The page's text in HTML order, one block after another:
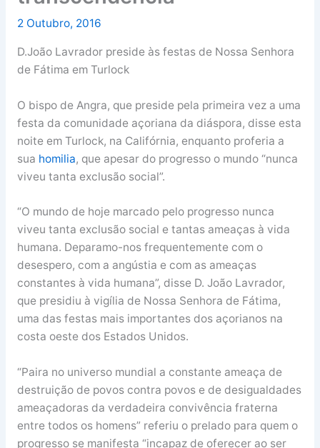
2 Outubro, 2016
D.João Lavrador preside às festas de Nossa Senhora
de Fátima em Turlock
O bispo de Angra, que preside pela primeira vez a uma
festa da comunidade açoriana da diáspora, disse esta
noite em Turlock, na Califórnia, enquanto proferia a
sua homilia, que apesar do progresso o mundo “nunca
viveu tanta exclusão social”.
“O mundo de hoje marcado pelo progresso nunca
viveu tanta exclusão social e tantas ameaças à vida
humana. Deparamo-nos frequentemente com o
desespero, com a angústia e com as ameaças
constantes à vida humana”, disse D. João Lavrador,
que presidiu à vigília de Nossa Senhora de Fátima,
uma das festas mais importantes dos açorianos na
costa oeste dos Estados Unidos.
“Paira no universo mundial a constante ameaça de
destruição de povos contra povos e de desigualdades
ameaçadoras da verdadeira convivência fraterna
entre todos os homens” referiu o prelado para quem o
progresso se manifesta “incapaz de oferecer ao ser